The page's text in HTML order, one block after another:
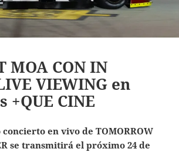
MOA CON IN
VIEWING en
+QUE CINE
en vivo de TOMORROW
se transmitirá el próximo 24 de